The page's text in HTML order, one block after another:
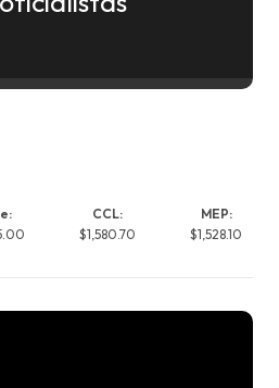
CCL:
$1,580.70
MEP:
$1,528.10